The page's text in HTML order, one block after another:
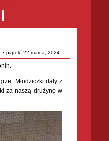
• piątek, 22 marca, 2024
Młodziczki dały z
za naszą drużynę w